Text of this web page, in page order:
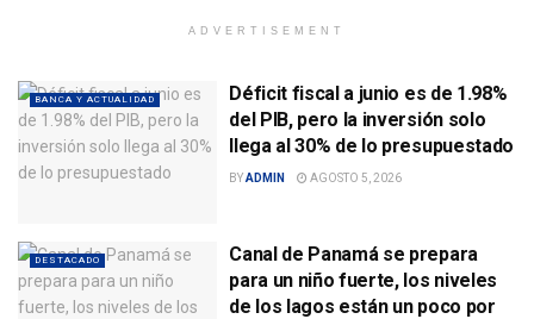
ADVERTISEMENT
BANCA Y ACTUALIDAD
Déficit fiscal a junio es de 1.98%
del PIB, pero la inversión solo
llega al 30% de lo presupuestado
BYADMIN AGOSTO 5, 2026
DESTACADO
Canal de Panamá se prepara
para un niño fuerte, los niveles
de los lagos están un poco por